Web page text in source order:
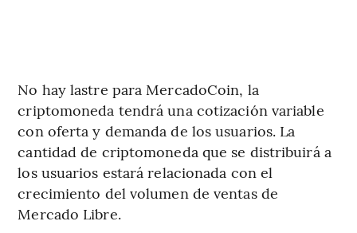
No hay lastre para MercadoCoin, la
criptomoneda tendrá una cotización variable
con oferta y demanda de los usuarios. La
cantidad de criptomoneda que se distribuirá a
los usuarios estará relacionada con el
crecimiento del volumen de ventas de
Mercado Libre.